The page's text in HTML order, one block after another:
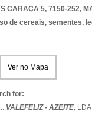
CARAÇA 5, 7150-252,
de cereais, sementes,
Ver no Mapa
for:
VALEFELIZ - AZEITE, LDA